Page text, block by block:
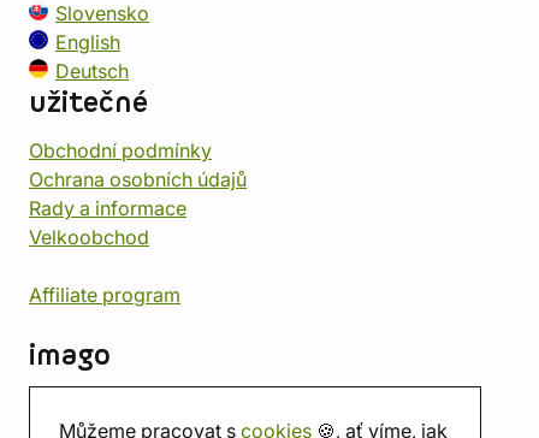
Můžeme pracovat s cookies 🍪, ať víme, jak
Slovensko
English
Deutsch
užitečné
Obchodní podmínky
Ochrana osobních údajů
Rady a informace
Velkoobchod
Affiliate program
imago
Prodejna